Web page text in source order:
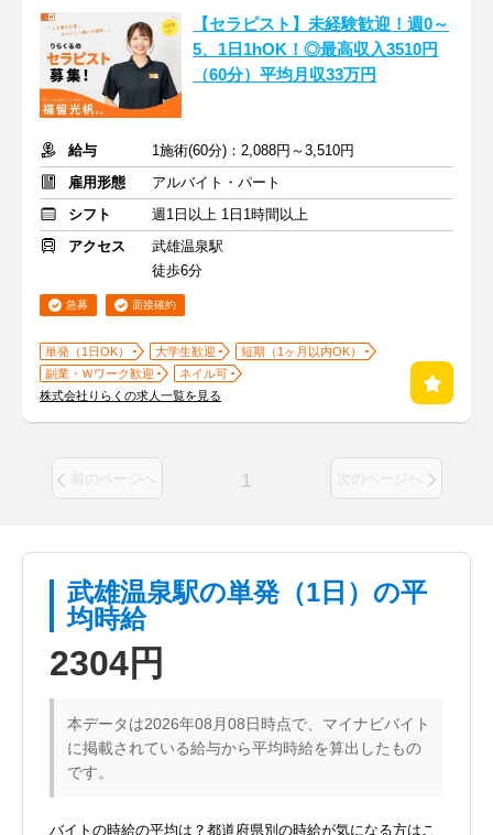
【セラピスト】未経験歓迎！週0～
5、1日1hOK！◎最高収入3510円
（60分）平均月収33万円
給与
1施術(60分)：2,088円～3,510円
雇用形態
アルバイト・パート
シフト
週1日以上 1日1時間以上
アクセス
武雄温泉駅
徒歩6分
急募 面接確約
単発（1日OK） 大学生歓迎
短期（1ヶ月以内OK）
副業・Ｗワーク歓迎
ネイル可
株式会社りらくの求人一覧を見る
前のページへ 1 次のページへ
武雄温泉駅の単発（1日）の平
均時給
2304円
本データは2026年08月08日時点で、マイナビバイト
に掲載されている給与から平均時給を算出したもの
です。
バイトの時給の平均は？都道府県別の時給が気になる方はこ